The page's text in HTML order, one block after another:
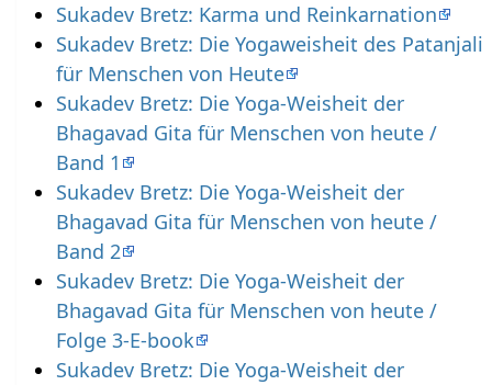
Sukadev Bretz: Karma und Reinkarnation
Sukadev Bretz: Die Yogaweisheit des Patanjali
für Menschen von Heute
Sukadev Bretz: Die Yoga-Weisheit der
Bhagavad Gita für Menschen von heute /
Band 1
Sukadev Bretz: Die Yoga-Weisheit der
Bhagavad Gita für Menschen von heute /
Band 2
Sukadev Bretz: Die Yoga-Weisheit der
Bhagavad Gita für Menschen von heute /
Folge 3-E-book
Sukadev Bretz: Die Yoga-Weisheit der